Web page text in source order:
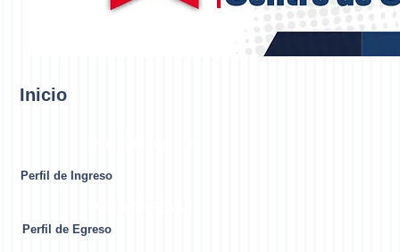
Inicio
Perfil de Ingreso
Perfil de Egreso